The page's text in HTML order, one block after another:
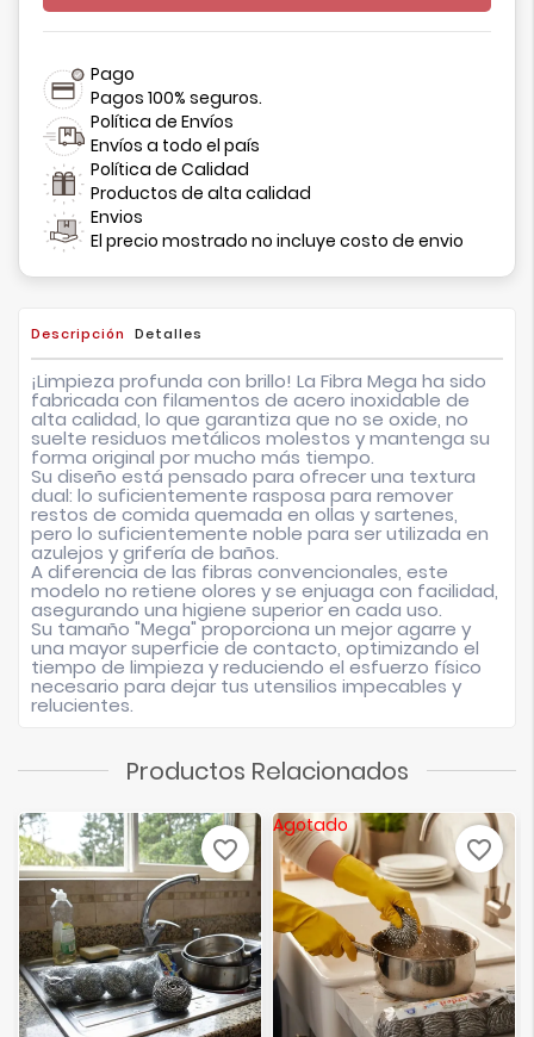
Pago
Pagos 100% seguros.
Política de Envíos
Envíos a todo el país
Política de Calidad
Productos de alta calidad
Envios
El precio mostrado no incluye costo de envio
Descripción Detalles
¡Limpieza profunda con brillo! La Fibra Mega ha sido
fabricada con filamentos de acero inoxidable de
alta calidad, lo que garantiza que no se oxide, no
suelte residuos metálicos molestos y mantenga su
forma original por mucho más tiempo.
Su diseño está pensado para ofrecer una textura
dual: lo suficientemente rasposa para remover
restos de comida quemada en ollas y sartenes,
pero lo suficientemente noble para ser utilizada en
azulejos y grifería de baños.
A diferencia de las fibras convencionales, este
modelo no retiene olores y se enjuaga con facilidad,
asegurando una higiene superior en cada uso.
Su tamaño "Mega" proporciona un mejor agarre y
una mayor superficie de contacto, optimizando el
tiempo de limpieza y reduciendo el esfuerzo físico
necesario para dejar tus utensilios impecables y
relucientes.
Productos Relacionados
favorite_border
Agotado
favorite_border